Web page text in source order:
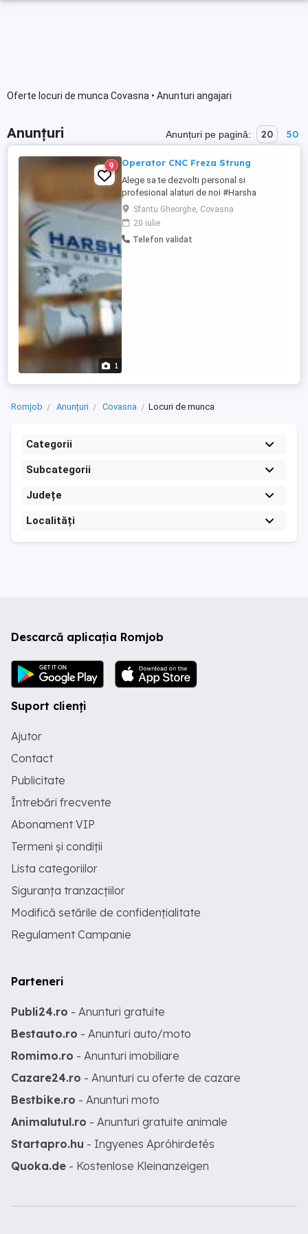
Oferte locuri de munca Covasna • Anunturi angajari
Anunțuri Anunțuri pe pagină: 20 50
1
9 Operator CNC Freza Strung
Alege sa te dezvolti personal si
profesional alaturi de noi #Harsha
Engineers Europe. Cautam colegi pentru
functia de Operator CNC, pentru locatia
noastra din Parcul Industrial ICCO,
Ghimbav-Brasov. Candidatul Ideal -
Sfantu Gheorghe, Covasna
20 iulie
Telefon validat
Romjob Anunțuri Covasna Locuri de munca
Categorii
Subcategorii
Județe
Localități
Descarcă aplicația Romjob
Suport clienți
Ajutor
Contact
Publicitate
Întrebări frecvente
Abonament VIP
Termeni și condiții
Lista categoriilor
Siguranța tranzacțiilor
Modifică setările de confidențialitate
Regulament Campanie
Parteneri
Publi24.ro - Anunturi gratuite
Bestauto.ro - Anunturi auto/moto
Romimo.ro - Anunturi imobiliare
Cazare24.ro - Anunturi cu oferte de cazare
Bestbike.ro - Anunturi moto
Animalutul.ro - Anunturi gratuite animale
Startapro.hu - Ingyenes Apróhirdetés
Quoka.de - Kostenlose Kleinanzeigen